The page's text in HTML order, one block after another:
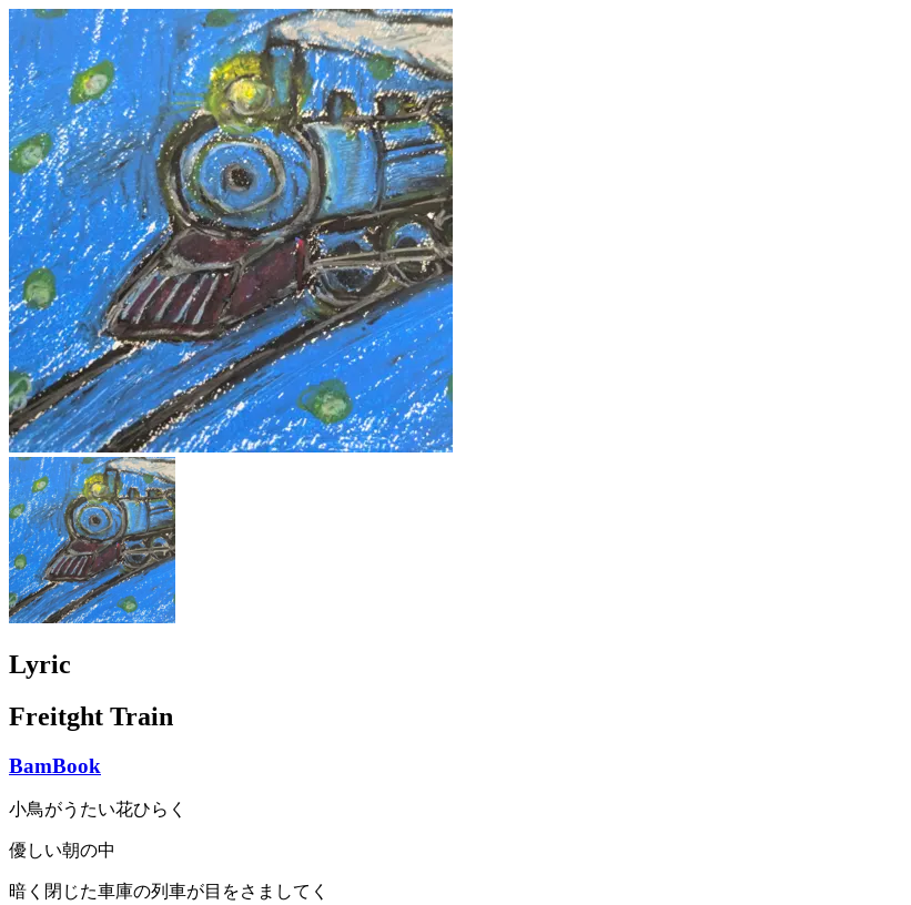
Lyric
Freitght Train
BamBook
小鳥がうたい花ひらく
優しい朝の中
暗く閉じた車庫の列車が目をさましてく